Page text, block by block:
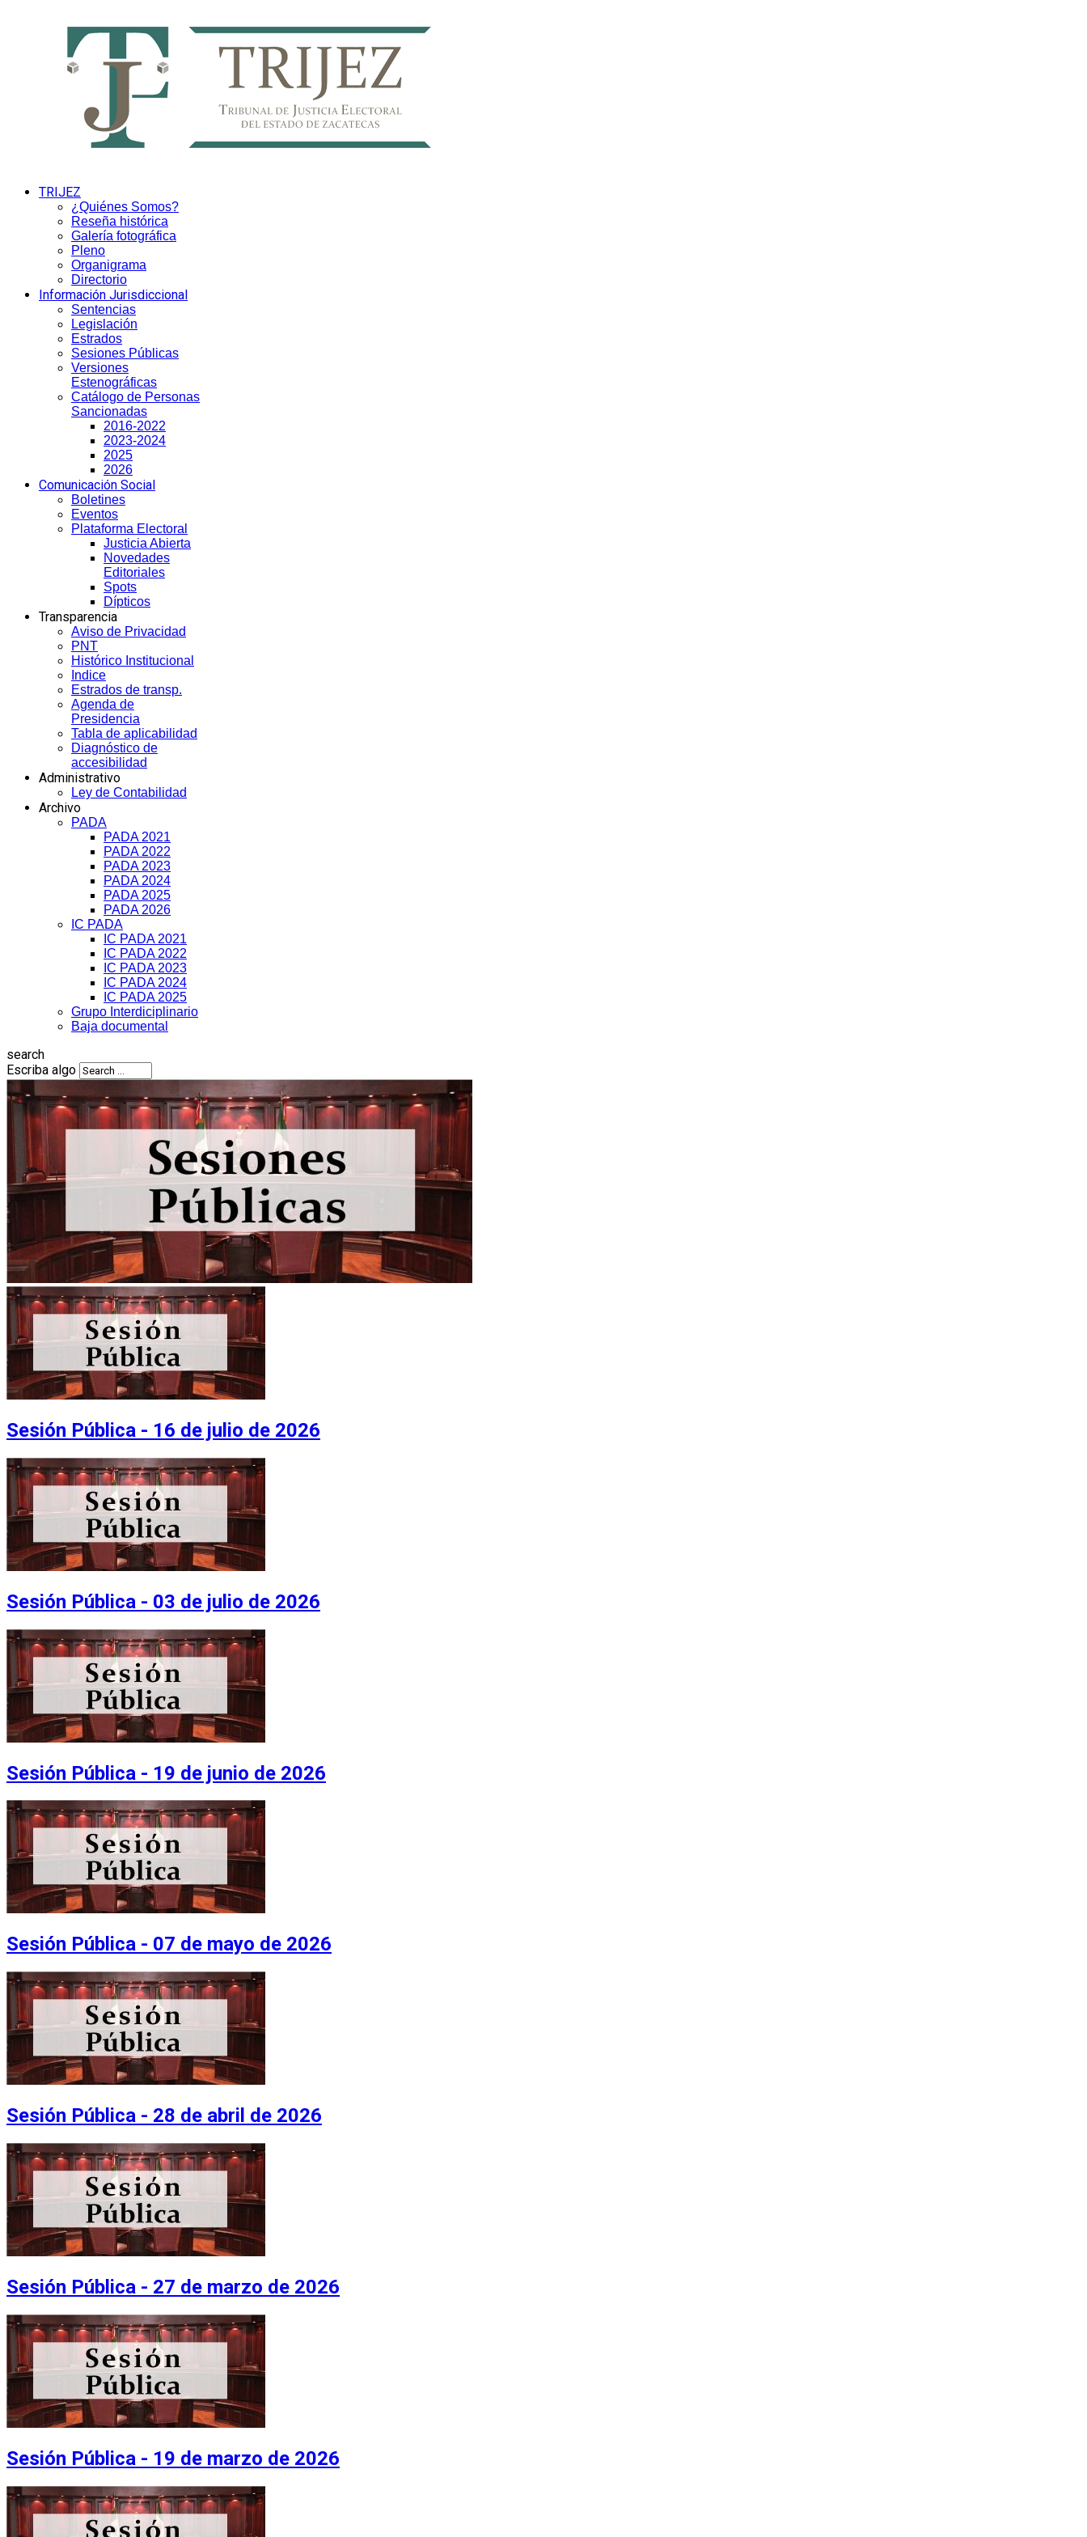
TRIJEZ
¿Quiénes Somos?
Reseña histórica
Galería fotográfica
Pleno
Organigrama
Directorio
Información Jurisdiccional
Sentencias
Legislación
Estrados
Sesiones Públicas
Versiones
Estenográficas
Catálogo de Personas
Sancionadas
2016-2022
2023-2024
2025
2026
Comunicación Social
Boletines
Eventos
Plataforma Electoral
Justicia Abierta
Novedades
Editoriales
Spots
Dípticos
Transparencia
Aviso de Privacidad
PNT
Histórico Institucional
Indice
Estrados de transp.
Agenda de
Presidencia
Tabla de aplicabilidad
Diagnóstico de
accesibilidad
Administrativo
Ley de Contabilidad
Archivo
PADA
PADA 2021
PADA 2022
PADA 2023
PADA 2024
PADA 2025
PADA 2026
IC PADA
IC PADA 2021
IC PADA 2022
IC PADA 2023
IC PADA 2024
IC PADA 2025
Grupo Interdiciplinario
Baja documental
search
Escriba algo
Sesión Pública - 16 de julio de 2026
Sesión Pública - 03 de julio de 2026
Sesión Pública - 19 de junio de 2026
Sesión Pública - 07 de mayo de 2026
Sesión Pública - 28 de abril de 2026
Sesión Pública - 27 de marzo de 2026
Sesión Pública - 19 de marzo de 2026